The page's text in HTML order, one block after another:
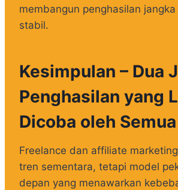
membangun penghasilan
stabil.
Kesimpulan – Dua
Penghasilan yang
Dicoba oleh
Freelance dan affiliate
tren sementara, tetapi model
depan yang menawarkan